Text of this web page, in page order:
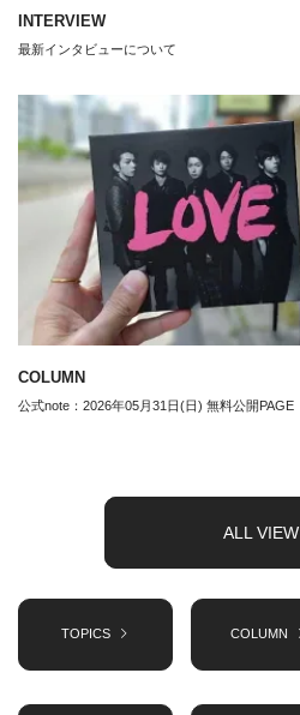
INTERVIEW
最新インタビューについて
COLUMN
公式note：2026年05月31日(日) 無料公開PAGE
ALL VIEW
TOPICS COLUMN